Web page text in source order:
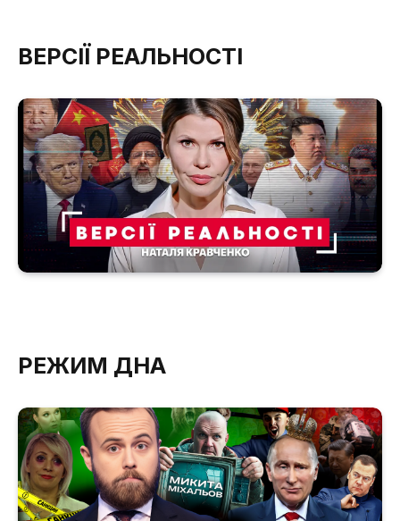
ВЕРСІЇ РЕАЛЬНОСТІ
РЕЖИМ ДНА